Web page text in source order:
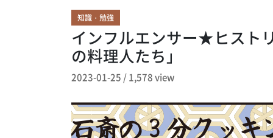
知識・勉強
インフルエンサー★ヒスト
の料理人たち」
2023-01-25 /1,578 view